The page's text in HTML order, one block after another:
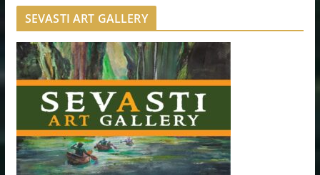
SEVASTI ART GALLERY